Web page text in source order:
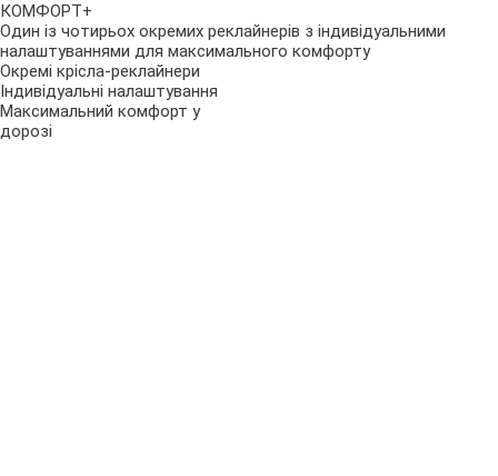
КОМФОРТ+
Один із чотирьох окремих реклайнерів з індивідуальними
налаштуваннями для максимального комфорту
Окремі крісла-реклайнери
Індивідуальні налаштування
Максимальний комфорт у
дорозі